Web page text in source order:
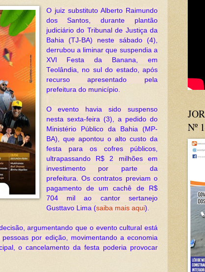
O juiz substituto Alberto Raimundo
dos Santos, durante plantão
judiciário do Tribunal de Justiça da
Bahia (TJ-BA) neste sábado (4),
derrubou a liminar que suspendia a
XVI Festa da Banana, em
Teolândia, no sul do estado, após
recurso apresentado pela
prefeitura do município.
O evento havia sido suspenso
nesta sexta-feira (3), a pedido do
Ministério Público da Bahia (MP-
BA), que apontou o alto custo da
festa para os cofres públicos,
ultrapassando R$ 2 milhões em
investimento por parte da
prefeitura. Os contratos previam o
pagamento de um cachê de R$
704 mil ao cantor sertanejo
Gusttavo Lima (saiba mais aqui).
argumentando que o evento cultural está
por edição, movimentando a economia
o cancelamento da festa poderia provocar
Nº